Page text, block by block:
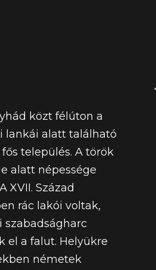
közt félúton a
lankái alatt található
település. A török
alatt népessége
XVII. Század
rác lakói voltak,
szabadságharc
el a falut. Helyükre
németek